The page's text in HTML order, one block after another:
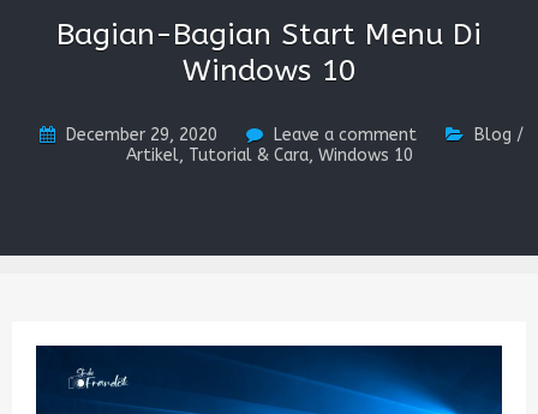
Bagian-Bagian Start Menu Di
Windows 10
December 29, 2020 Leave a comment
Blog /
Artikel, Tutorial & Cara, Windows 10